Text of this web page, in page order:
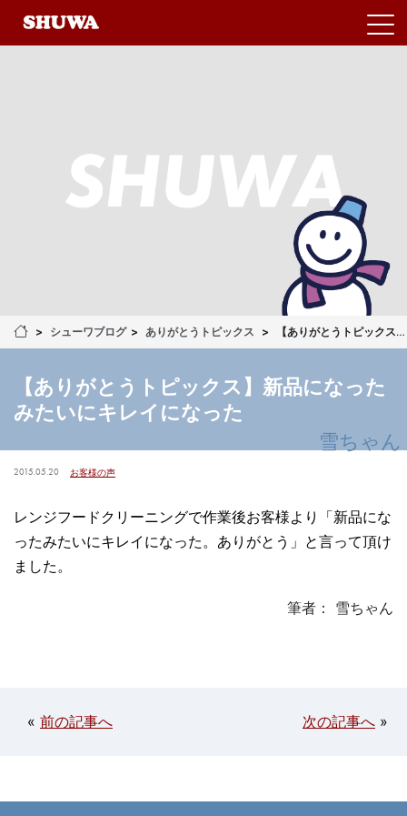
シューワブログ ありがとうトピックス 【ありがとうトピックス】新品になったみたいにキレイになった
【ありがとうトピックス】新品になった
みたいにキレイになった
雪ちゃん
2015.05.20 お客様の声
レンジフードクリーニングで作業後お客様より「新品にな
ったみたいにキレイになった。ありがとう」と言って頂け
ました。
筆者： 雪ちゃん
« 前の記事へ 次の記事へ »